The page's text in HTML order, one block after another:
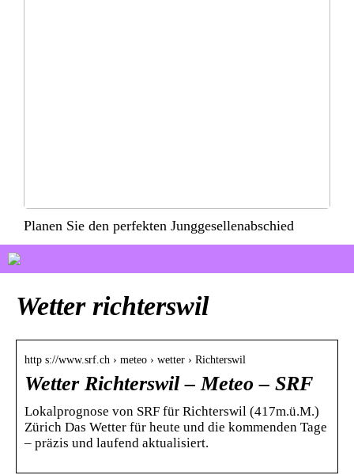
Planen Sie den perfekten Junggesellenabschied
Wetter richterswil
http s://www.srf.ch › meteo › wetter › Richterswil
Wetter Richterswil – Meteo – SRF
Lokalprognose von SRF für Richterswil (417m.ü.M.)
Zürich Das Wetter für heute und die kommenden Tage
– präzis und laufend aktualisiert.